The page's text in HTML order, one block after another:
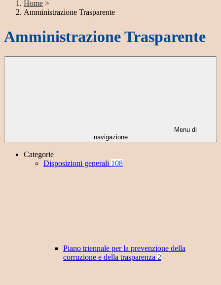
Home >
Amministrazione Trasparente
Amministrazione Trasparente
Menu di
navigazione
Categorie
Disposizioni generali 108
Piano triennale per la prevenzione della
corruzione e della trasparenza 2